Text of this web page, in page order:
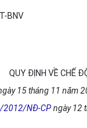
BNV
QUY ĐỊNH VỀ CHẾ
15 tháng 11 năm
2012/NĐ-CPngày 12